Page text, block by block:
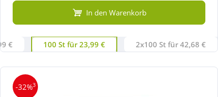
In den Warenkorb
€ 100 St für 23,99 € 2x100 St für 42,68 €
-32%3